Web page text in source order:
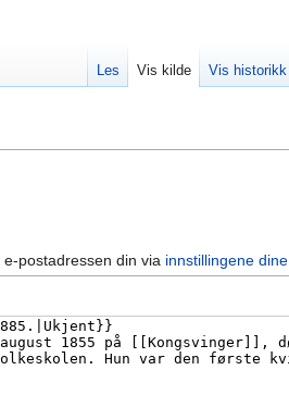
postadressen din via innstillingene dine
Les Vis kilde Vis historikk